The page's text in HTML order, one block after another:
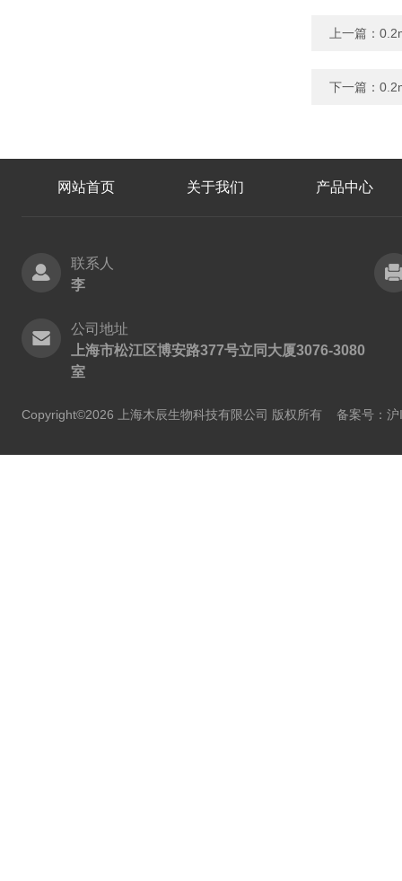
上一篇：
下一篇：
网站首页 关于我们 产品中心
联系人
李
公司地址
上海市松江区博安路377号立同大厦3076-3080
室
Copyright©2026 上海木辰生物科技有限公司 版权所有 备案号：